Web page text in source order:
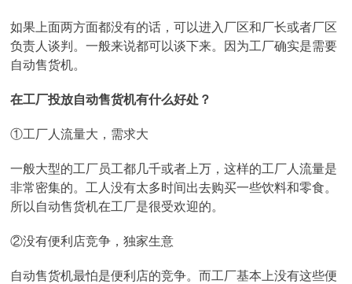
如果上面两方面都没有的话，可以进入厂区和厂长或者厂区
负责人谈判。一般来说都可以谈下来。因为工厂确实是需要
自动售货机。
在工厂投放自动售货机有什么好处？
①工厂人流量大，需求大
一般大型的工厂员工都几千或者上万，这样的工厂人流量是
非常密集的。工人没有太多时间出去购买一些饮料和零食。
所以自动售货机在工厂是很受欢迎的。
②没有便利店竞争，独家生意
自动售货机最怕是便利店的竞争。而工厂基本上没有这些便